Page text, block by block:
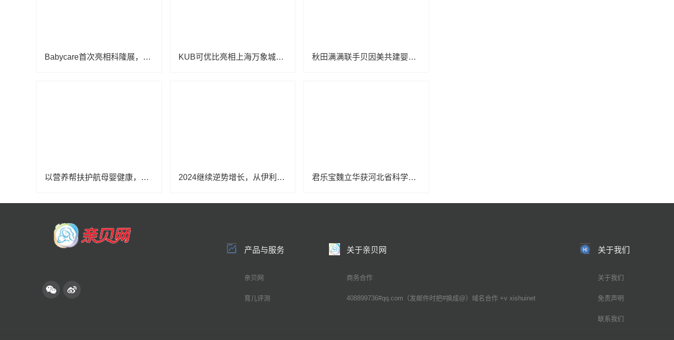
Babycare首次亮相科隆展，创新设计与卓越产品力引全球瞩目 KUB可优比亮相上海万象城，引领自然式养育新风尚 秋田满满联手贝因美共建婴辅营养联合创新实验室 深拓婴辅领域科研创新
以营养帮扶护航母婴健康，金领冠50°超凡守护公益行动落地云南 2024继续逆势增长，从伊利金领冠身上看婴配粉行业发展的“确定性” 君乐宝魏立华获河北省科学技术突出贡献奖终身荣誉
产品与服务
亲贝网
育儿评测
关于亲贝网
商务合作
408899736#qq.com（发邮件时把#换成@）域名合作 +v xishuinet
关于我们
关于我们
免责声明
联系我们